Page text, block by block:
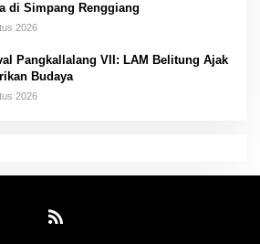
di Simpang Renggiang
2026
Pangkallalang VII: LAM Belitung Ajak
Budaya
2026